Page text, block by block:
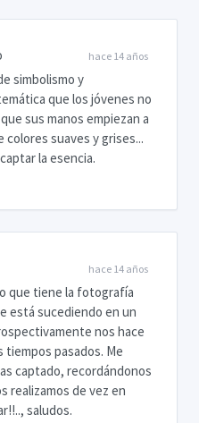
hace 14 años
simbolismo y
que los jóvenes no
sus manos empiezan a
suaves y grises...
la esencia.
hace 14 años
que tiene la fotografía
está sucediendo en un
nos hace
tiempos pasados. Me
captado, recordándonos
realizamos de vez en
saludos.